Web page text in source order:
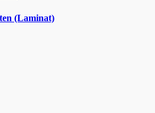
(Laminat)